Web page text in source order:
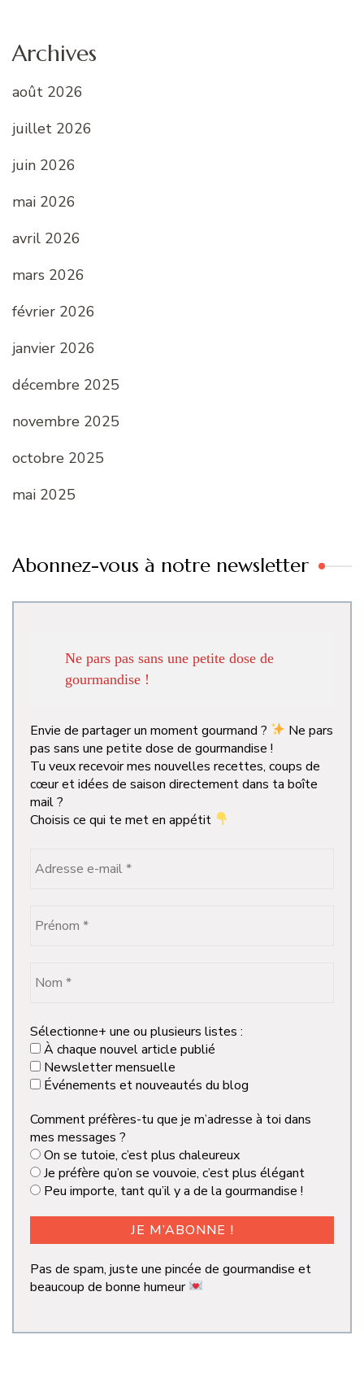
Archives
août 2026
juillet 2026
juin 2026
mai 2026
avril 2026
mars 2026
février 2026
janvier 2026
décembre 2025
novembre 2025
octobre 2025
mai 2025
Abonnez-vous à notre newsletter
Ne pars pas sans une petite dose de
gourmandise !
Envie de partager un moment gourmand ?
Ne pars
pas sans une petite dose de gourmandise !
Tu veux recevoir mes nouvelles recettes, coups de
cœur et idées de saison directement dans ta boîte
mail ?
Choisis ce qui te met en appétit
Sélectionne+ une ou plusieurs listes :
À chaque nouvel article publié
Newsletter mensuelle
Événements et nouveautés du blog
Comment préfères-tu que je m’adresse à toi dans
mes messages ?
On se tutoie, c’est plus chaleureux
Je préfère qu’on se vouvoie, c’est plus élégant
Peu importe, tant qu’il y a de la gourmandise !
Pas de spam, juste une pincée de gourmandise et
beaucoup de bonne humeur